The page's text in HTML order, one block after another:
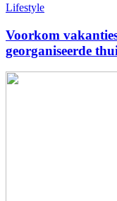
Lifestyle
Voorkom
georganiseerde